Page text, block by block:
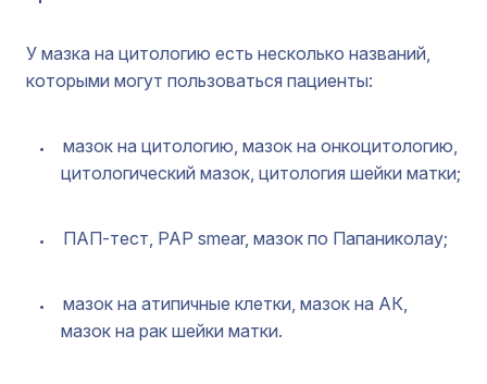
У мазка на цитологию есть несколько названий,
которыми могут пользоваться пациенты:
мазок на цитологию, мазок на онкоцитологию,
цитологический мазок, цитология шейки матки;
ПАП-тест, PAP smear, мазок по Папаниколау;
мазок на атипичные клетки, мазок на АК,
мазок на рак шейки матки.